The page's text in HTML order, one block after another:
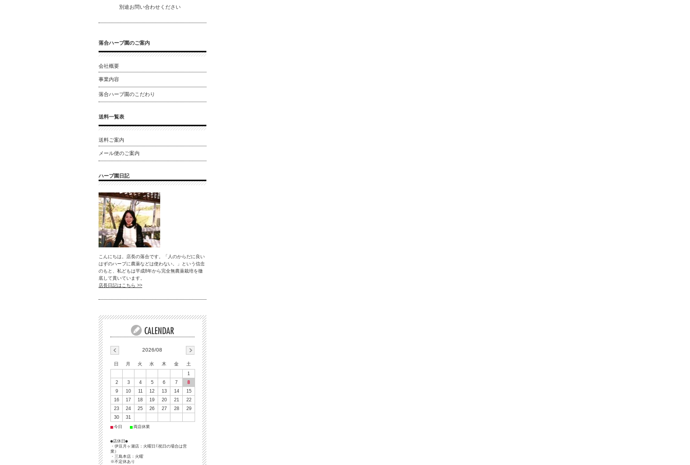
別途お問い合わせください
落合ハーブ園のご案内
会社概要
事業内容
落合ハーブ園のこだわり
送料一覧表
送料ご案内
メール便のご案内
ハーブ園日記
こんにちは。店長の落合です。「人のからだに良い
はずのハーブに農薬などは使わない。」という信念
のもと、私どもは平成8年から完全無農薬栽培を徹
底して貫いています。
店長日記はこちら >>
2026/08
日 月 火 水 木 金
土
1
2
3 4 5 6 7
8
9
10 11 12 13 14
15
16
17 18 19 20 21
22
23
24 25 26 27 28
29
30
31
■ 今日 ■ 両店休業
●店休日●
・伊豆月ヶ瀬店：火曜日(祝日の場合は営
業）
・三島本店：火曜
※不定休あり